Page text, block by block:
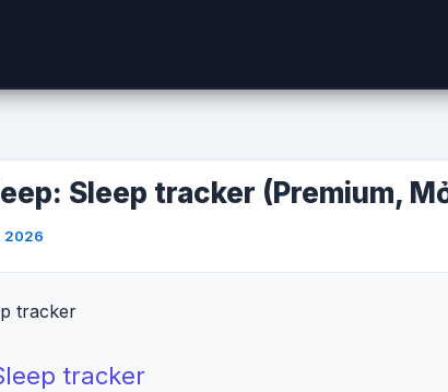
Sleep tracker (Premium,
2026
tracker